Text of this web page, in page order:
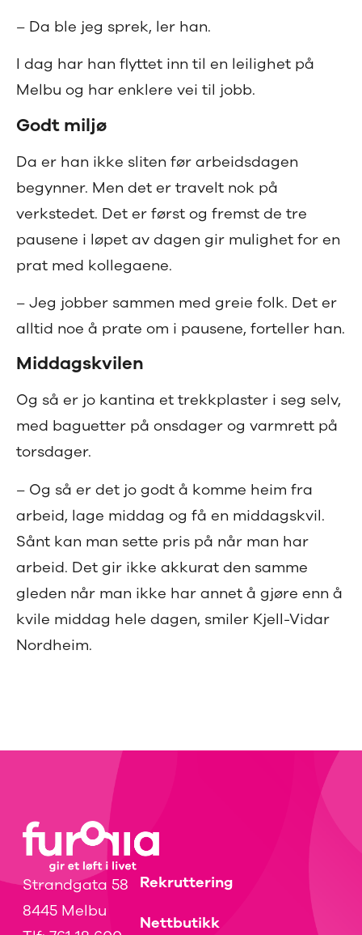
– Da ble jeg sprek, ler han.
I dag har han flyttet inn til en leilighet på
Melbu og har enklere vei til jobb.
Godt miljø
Da er han ikke sliten før arbeidsdagen
begynner. Men det er travelt nok på
verkstedet. Det er først og fremst de tre
pausene i løpet av dagen gir mulighet for en
prat med kollegaene.
– Jeg jobber sammen med greie folk. Det er
alltid noe å prate om i pausene, forteller han.
Middagskvilen
Og så er jo kantina et trekkplaster i seg selv,
med baguetter på onsdager og varmrett på
torsdager.
– Og så er det jo godt å komme heim fra
arbeid, lage middag og få en middagskvil.
Sånt kan man sette pris på når man har
arbeid. Det gir ikke akkurat den samme
gleden når man ikke har annet å gjøre enn å
kvile middag hele dagen, smiler Kjell-Vidar
Nordheim.
Strandgata 58
8445 Melbu
Rekruttering
Nettbutikk